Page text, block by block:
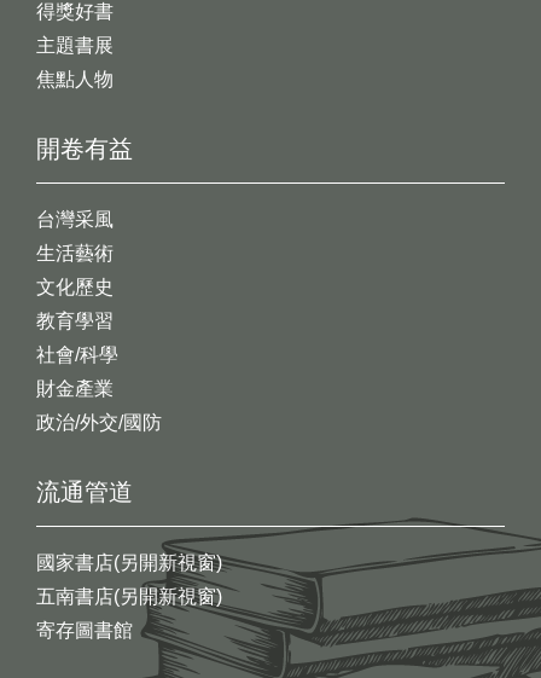
開卷有益
台灣采風
生活藝術
文化歷史
教育學習
社會/科學
財金產業
政治/外交/國防
得獎好書
主題書展
焦點人物
流通管道
國家書店(另開新視窗)
五南書店(另開新視窗)
寄存圖書館